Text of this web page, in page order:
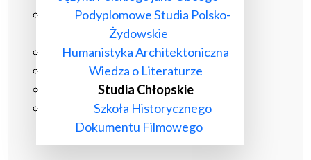
Podyplomowe Studia Polsko-
Żydowskie
Humanistyka Architektoniczna
Wiedza o Literaturze
Studia Chłopskie
Szkoła Historycznego
Dokumentu Filmowego